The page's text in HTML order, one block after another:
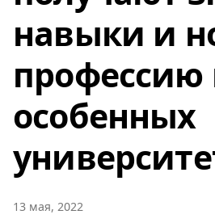
навыки и
профессию
особенных
13 мая, 2022